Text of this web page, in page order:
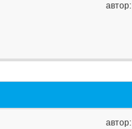
автор:
автор: